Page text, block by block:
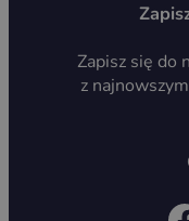
Zapisz się do
z